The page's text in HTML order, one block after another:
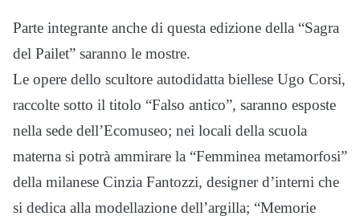
Parte integrante anche di questa edizione della “Sagra
del Pailet” saranno le mostre.
Le opere dello scultore autodidatta biellese Ugo Corsi,
raccolte sotto il titolo “Falso antico”, saranno esposte
nella sede dell’Ecomuseo; nei locali della scuola
materna si potrà ammirare la “Femminea metamorfosi”
della milanese Cinzia Fantozzi, designer d’interni che
si dedica alla modellazione dell’argilla; “Memorie